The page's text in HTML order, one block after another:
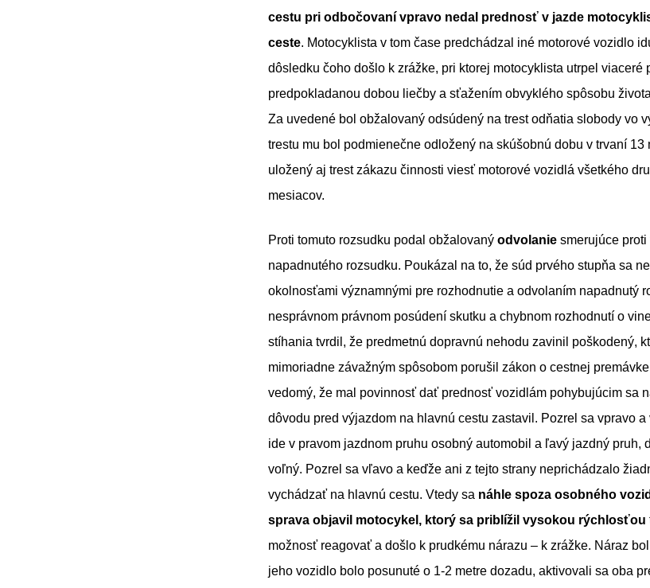
cestu pri odbočovaní vpravo nedal prednosť v jazde
ceste. Motocyklista v tom čase predchádzal iné motorové vozidlo
dôsledku čoho došlo k zrážke, pri ktorej motocyklista utrpel viaceré
predpokladanou dobou liečby a sťažením obvyklého spôsobu
Za uvedené bol obžalovaný odsúdený na trest odňatia slobody vo
trestu mu bol podmienečne odložený na skúšobnú dobu v trvaní 13
uložený aj trest zákazu činnosti viesť motorové vozidlá všetkého
mesiacov.
Proti tomuto rozsudku podal obžalovaný odvolanie smerujúce
napadnutého rozsudku. Poukázal na to, že súd prvého stupňa sa
okolnosťami významnými pre rozhodnutie a odvolaním napadnutý
nesprávnom právnom posúdení skutku a chybnom rozhodnutí o
stíhania tvrdil, že predmetnú dopravnú nehodu zavinil poškodený,
mimoriadne závažným spôsobom porušil zákon o cestnej
vedomý, že mal povinnosť dať prednosť vozidlám pohybujúcim sa
dôvodu pred výjazdom na hlavnú cestu zastavil. Pozrel sa vpravo
ide v pravom jazdnom pruhu osobný automobil a ľavý jazdný pruh,
voľný. Pozrel sa vľavo a keďže ani z tejto strany neprichádzalo
vychádzať na hlavnú cestu. Vtedy sa náhle spoza osobného
sprava objavil motocykel, ktorý sa priblížil vysokou rýchlosťou
možnosť reagovať a došlo k prudkému nárazu – k zrážke. Náraz
jeho vozidlo bolo posunuté o 1-2 metre dozadu, aktivovali sa oba